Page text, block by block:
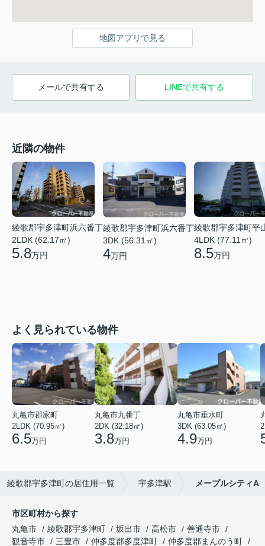
地図アプリで見る
メールで共有する LINEで共有する
近隣の物件
綾歌郡宇多津町浜六番丁
2LDK (62.17㎡)
5.8万円
綾歌郡宇多津町浜六番丁
3DK (56.31㎡)
4万円
綾歌郡宇多津町平
4LDK (77.11㎡)
8.5万円
よく見られている物件
丸亀市郡家町
2LDK (70.95㎡)
6.5万円
丸亀市九番丁
2DK (32.18㎡)
3.8万円
丸亀市垂水町
3DK (63.05㎡)
4.9万円
綾歌郡宇多津町の居住用一覧 宇多津駅 メープルシティA
市区町村から探す
丸亀市
綾歌郡宇多津町 坂出市 高松市
善通寺市
観音寺市
三豊市 仲多度郡多度津町
仲多度郡まんのう町